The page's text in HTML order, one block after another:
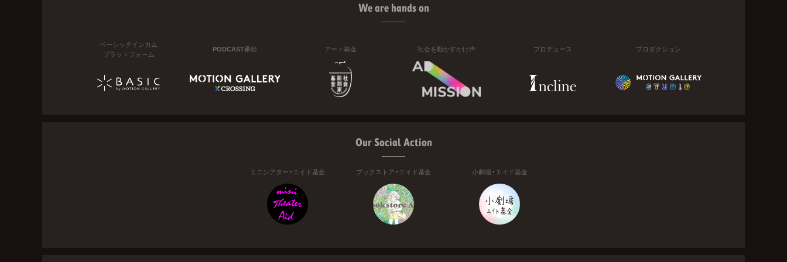
We are hands on
ベーシックインカム
プラットフォーム
PODCAST番組 アート基金 社会を動かすかけ声 プロデュース プロダクション
Our Social Action
ミニシアター・エイド基金 ブックストア・エイド基金 小劇場・エイド基金